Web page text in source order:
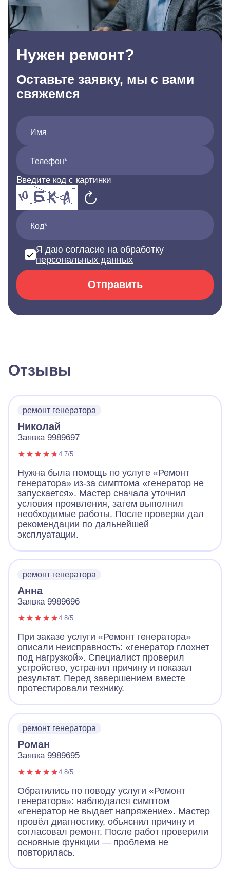
Нужен ремонт?
Оставьте заявку, мы с вами
свяжемся
Имя
Телефон*
Введите код с картинки
Код*
Я даю согласие на обработку
персональных данных
Отправить
Отзывы
ремонт генератора
Николай
Заявка 9989697
4.7/5
Нужна была помощь по услуге «Ремонт
генератора» из-за симптома «генератор не
запускается». Мастер сначала уточнил
условия проявления, затем выполнил
необходимые работы. После проверки дал
рекомендации по дальнейшей
эксплуатации.
ремонт генератора
Анна
Заявка 9989696
4.8/5
При заказе услуги «Ремонт генератора»
описали неисправность: «генератор глохнет
под нагрузкой». Специалист проверил
устройство, устранил причину и показал
результат. Перед завершением вместе
протестировали технику.
ремонт генератора
Роман
Заявка 9989695
4.8/5
Обратились по поводу услуги «Ремонт
генератора»: наблюдался симптом
«генератор не выдает напряжение». Мастер
провёл диагностику, объяснил причину и
согласовал ремонт. После работ проверили
основные функции — проблема не
повторилась.